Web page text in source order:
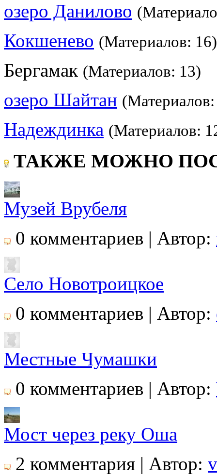
озеро Данилово
Кокшенево (Материалов: 16)
Бергамак (Материалов: 13)
озеро Шайтан
Надеждинка (Материалов:
ТАКЖЕ МОЖНО
Музей Врубеля
0 комментариев | Автор:
Село Новотроицкое
0 комментариев | Автор:
Местные Чумашки
0 комментариев | Автор:
Мост через реку Оша
2 комментария | Автор: